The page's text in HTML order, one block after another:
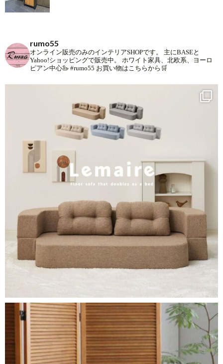
rumo55
オンライン販売のみのインテリアSHOPです。
主にBASEと
Yahoo!ショッピングで販売中。
ホワイト家具、北欧系、ヨーロ
ピアン中心🦢 #rumo55 お買い物はこちらから🛒